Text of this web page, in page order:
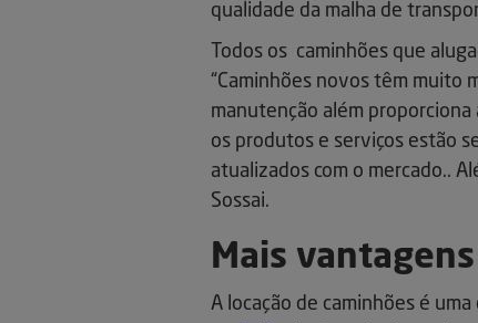
qualidade da malha de
Todos os caminhões que
“Caminhões novos têm muito
manutenção além
os produtos e serviços estão
atualizados com o mercado..
Sossai.
Mais vantagens
A locação de caminhões é